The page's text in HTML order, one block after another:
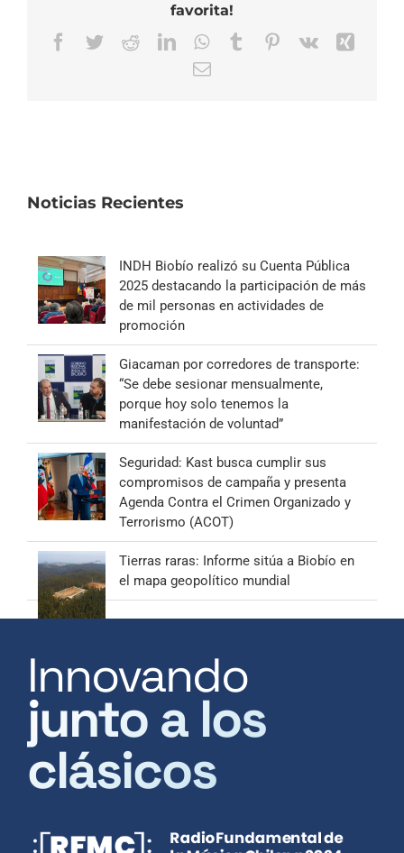
favorita!
Facebook
TwitterRedditLinkedInWhatsApp
TumblrPinterest
Vk
Correo
Noticias Recientes
INDH Biobío realizó su Cuenta Pública
2025 destacando la participación de más
de mil personas en actividades de
promoción
Giacaman por corredores de transporte:
“Se debe sesionar mensualmente,
porque hoy solo tenemos la
manifestación de voluntad”
Seguridad: Kast busca cumplir sus
compromisos de campaña y presenta
Agenda Contra el Crimen Organizado y
Terrorismo (ACOT)
Tierras raras: Informe sitúa a Biobío en
el mapa geopolítico mundial
Innovando
junto a los
clásicos